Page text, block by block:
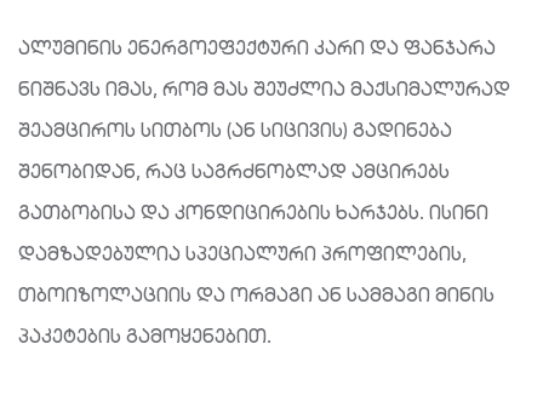
ალუმინის ენერგოეფექტური კარი და ფანჯარა
ნიშნავს იმას, რომ მას შეუძლია მაქსიმალურად
შეამციროს სითბოს (ან სიცივის) გადინება
შენობიდან, რაც საგრძნობლად ამცირებს
გათბობისა და კონდიცირების ხარჯებს. ისინი
დამზადებულია სპეციალური პროფილების,
თბოიზოლაციის და ორმაგი ან სამმაგი მინის
პაკეტების გამოყენებით.